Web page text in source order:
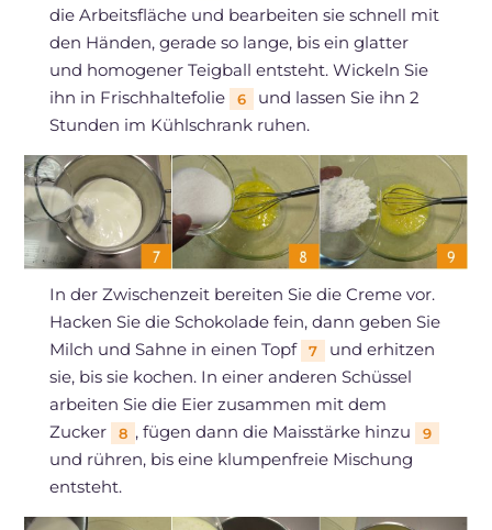
die Arbeitsfläche und bearbeiten sie schnell mit
den Händen, gerade so lange, bis ein glatter
und homogener Teigball entsteht. Wickeln Sie
ihn in Frischhaltefolie
6
und lassen Sie ihn 2
Stunden im Kühlschrank ruhen.
In der Zwischenzeit bereiten Sie die Creme vor.
Hacken Sie die Schokolade fein, dann geben Sie
Milch und Sahne in einen Topf
7
und erhitzen
sie, bis sie kochen. In einer anderen Schüssel
arbeiten Sie die Eier zusammen mit dem
Zucker
8 , fügen dann die Maisstärke hinzu 9
und rühren, bis eine klumpenfreie Mischung
entsteht.